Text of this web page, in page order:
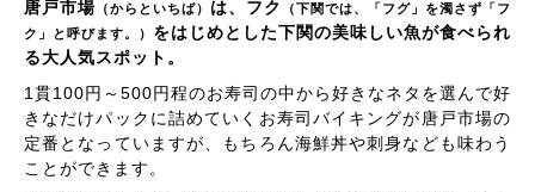
唐戸市場 （からといちば） は、フク
（下関では、「フグ」を濁さず「フ
ク」と呼びます。） をはじめとした下関の美味しい魚が食べられ
る大人気スポット。
1貫100円～500円程のお寿司の中から好きなネタを選んで好
きなだけパックに詰めていくお寿司バイキングが唐戸市場の
定番となっていますが、もちろん海鮮丼や刺身なども味わう
ことができます。